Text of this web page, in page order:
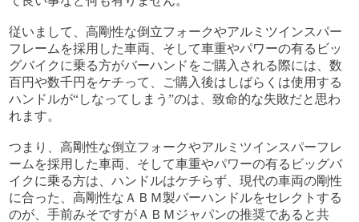
従いまして、高剛性な倒立フォークやアルミツインスパー
フレームを採用した車両、そして車重やパワーの有るビッ
グバイクに乗る方がバーハンドをご購入される際には、数
百円や数千円をケチって、ご購入後はしばらくは使用する
ハンドルが“しなってしまう”のは、致命的な失敗だと思わ
れます。
つまり、高剛性な倒立フォークやアルミツインスパーフレ
ームを採用した車両、そして車重やパワーの有るビッグバ
イクに乗る方は、ハンドルはケチらず、現代の車両の剛性
に合った、高剛性なＡＢＭ製バーハンドルをセレクトする
のが、手前みそですがＡＢＭジャパンの推奨であると共